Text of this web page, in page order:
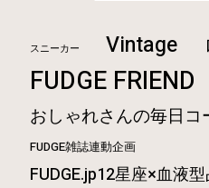
スニーカー Vintage
FUDGE FRIEND
おしゃれさんの毎日コ
FUDGE雑誌連動企画
FUDGE.jp12星座×血液